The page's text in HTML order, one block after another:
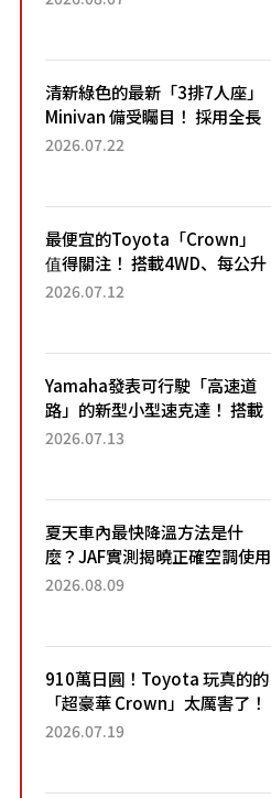
清新綠色的最新「3排7人座」
Minivan 備受矚目！ 採用全長
4.7公尺剛剛好的車身尺寸與
2026.07.22
最便宜的Toyota「Crown」
值得關注！ 搭載4WD、每公升
22.4公里低油耗表現超亮眼！
2026.07.12
Yamaha發表可行駛「高速道
路」的新型小型速克達！ 搭載
能享受超強勁「渦輪感」的動
2026.07.13
夏天車內最快降溫方法是什
麼？JAF實測揭曉正確空調使用
方式
2026.08.09
910萬日圓！Toyota 玩真的的
「超豪華 Crown」太厲害了！
採用由「匠人技藝」打造的
2026.07.19